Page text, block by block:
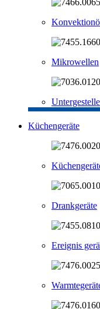
Mikrowellen
Küchengeräte
Drankgeräte
Ereignis